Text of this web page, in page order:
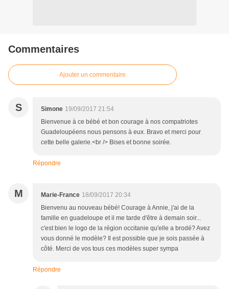
Commentaires
Ajouter un commentaire
S Simone 19/09/2017 21:54
Bienvenue à ce bébé et bon courage à nos compatriotes
Guadeloupéens nous pensons à eux. Bravo et merci pour
cette belle galerie.<br /> Bises et bonne soirée.
Répondre
M Marie-France 18/09/2017 20:34
Bienvenu au nouveau bébé! Courage à Annie, j'ai de la
famille en guadeloupe et il me tarde d'être à demain soir...
c'est bien le logo de la région occitanie qu'elle a brodé? Avez
vous donné le modèle? Il est possible que je sois passée à
côté. Merci de vos tous ces modèles super sympa
Répondre